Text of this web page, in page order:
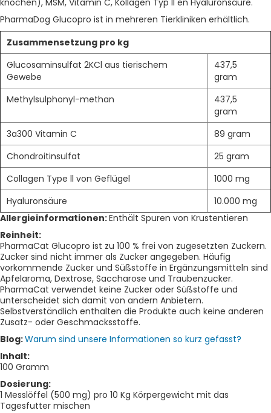
PharmaDog Glucopro ist in mehreren Tierkliniken erhältlich.
Zusammensetzung pro kg
Glucosaminsulfat 2KCl aus tierischem
Gewebe
437,5
gram
Methylsulphonyl-methan
437,5
gram
3a300 Vitamin C
89 gram
Chondroitinsulfat
25 gram
Collagen Type ll von Geflügel
1000 mg
Hyaluronsäure
10.000 mg
Allergieinformationen:Enthält Spuren von Krustentieren
Reinheit:
PharmaCat Glucopro ist zu 100 % frei von zugesetzten Zuckern.
Zucker sind nicht immer als Zucker angegeben. Häufig
vorkommende Zucker und Süßstoffe in Ergänzungsmitteln sind
Apfelaroma, Dextrose, Saccharose und Traubenzucker.
PharmaCat verwendet keine Zucker oder Süßstoffe und
unterscheidet sich damit von andern Anbietern.
Selbstverständlich enthalten die Produkte auch keine anderen
Zusatz- oder Geschmacksstoffe.
Blog:Warum sind unsere Informationen so kurz gefasst?
Inhalt:
100 Gramm
Dosierung:
1 Messlöffel (500 mg) pro 10 Kg Körpergewicht mit das
Tagesfutter mischen